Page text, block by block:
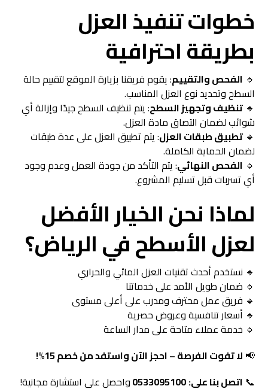
خطوات تنفيذ العزل
بطريقة احترافية
🔹 الفحص والتقييم: يقوم فريقنا بزيارة الموقع لتقييم حالة
السطح وتحديد نوع العزل المناسب.
🔹تنظيف وتجهيز السطح: يتم تنظيف السطح جيدًا وإزالة أي
شوائب لضمان التصاق مادة العزل.
🔹تطبيق طبقات العزل: يتم تطبيق العزل على عدة طبقات
لضمان الحماية الكاملة.
🔹 الفحص النهائي: يتم التأكد من جودة العمل وعدم وجود
أي تسربات قبل تسليم المشروع.
لماذا نحن الخيار الأفضل
لعزل الأسطح في الرياض؟
🔹 نستخدم أحدث تقنيات العزل المائي والحراري
🔹 ضمان طويل الأمد على خدماتنا
🔹 فريق عمل محترف ومدرب على أعلى مستوى
🔹 أسعار تنافسية وعروض حصرية
🔹 خدمة عملاء متاحة على مدار الساعة
📢 لا تفوت الفرصة – احجز الآن واستفد من خصم 15%!
📞 اتصل بنا على:0533095100واحصل على استشارة مجانية!